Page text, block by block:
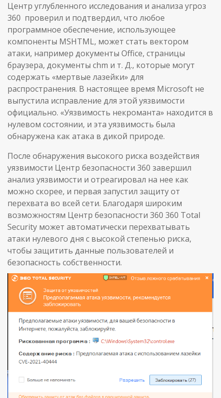
Центр углубленного исследования и анализа угроз
360 проверил и подтвердил, что любое
программное обеспечение, использующее
компоненты MSHTML, может стать вектором
атаки, например документы Office, страницы
браузера, документы chm и т. Д., которые могут
содержать «мертвые лазейки» для
распространения. В настоящее время Microsoft не
выпустила исправление для этой уязвимости
официально. «Уязвимость некроманта» находится в
нулевом состоянии, и эта уязвимость была
обнаружена как атака в дикой природе.
После обнаружения высокого риска воздействия
уязвимости Центр безопасности 360 завершил
анализ уязвимости и отреагировал на нее как
можно скорее, и первая запустил защиту от
перехвата во всей сети. Благодаря широким
возможностям Центр безопасности 360 360 Total
Security может автоматически перехватывать
атаки нулевого дня с высокой степенью риска,
чтобы защитить данные пользователей и
безопасность собственности.